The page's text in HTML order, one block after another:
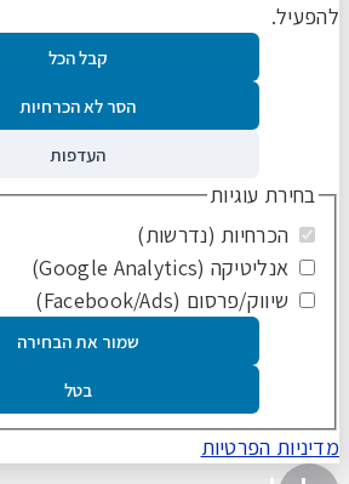
להפעיל.
קבל הכל
הסר לא הכרחיות
העדפות
בחירת עוגיות
הכרחיות (נדרשות)
אנליטיקה (Google Analytics)
שיווק/פרסום (Facebook/Ads)
שמור את הבחירה
בטל
מדיניות הפרטיות